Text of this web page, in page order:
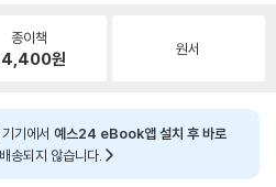
종이책
원 원서
기에서 예스24 eBook앱 설치 후 바로
송되지 않습니다.